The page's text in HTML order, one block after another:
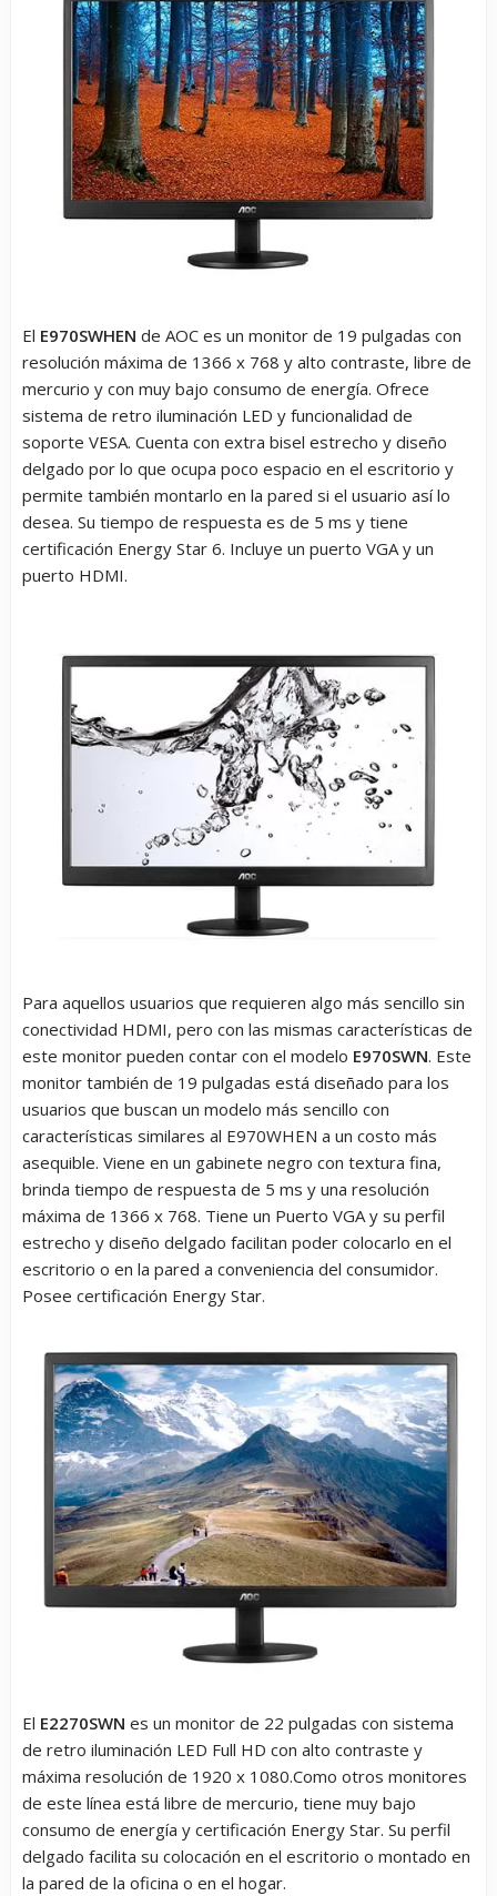
El E970SWHEN de AOC es un monitor de 19 pulgadas con
resolución máxima de 1366 x 768 y alto contraste, libre de
mercurio y con muy bajo consumo de energía. Ofrece
sistema de retro iluminación LED y funcionalidad de
soporte VESA. Cuenta con extra bisel estrecho y diseño
delgado por lo que ocupa poco espacio en el escritorio y
permite también montarlo en la pared si el usuario así lo
desea. Su tiempo de respuesta es de 5 ms y tiene
certificación Energy Star 6. Incluye un puerto VGA y un
puerto HDMI.
Para aquellos usuarios que requieren algo más sencillo sin
conectividad HDMI, pero con las mismas características de
este monitor pueden contar con el modelo E970SWN. Este
monitor también de 19 pulgadas está diseñado para los
usuarios que buscan un modelo más sencillo con
características similares al E970WHEN a un costo más
asequible. Viene en un gabinete negro con textura fina,
brinda tiempo de respuesta de 5 ms y una resolución
máxima de 1366 x 768. Tiene un Puerto VGA y su perfil
estrecho y diseño delgado facilitan poder colocarlo en el
escritorio o en la pared a conveniencia del consumidor.
Posee certificación Energy Star.
El E2270SWN es un monitor de 22 pulgadas con sistema
de retro iluminación LED Full HD con alto contraste y
máxima resolución de 1920 x 1080.Como otros monitores
de este línea está libre de mercurio, tiene muy bajo
consumo de energía y certificación Energy Star. Su perfil
delgado facilita su colocación en el escritorio o montado en
la pared de la oficina o en el hogar.